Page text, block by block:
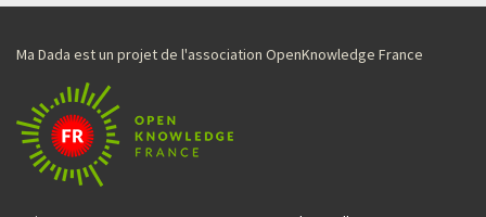
Ma Dada est un projet de l'association OpenKnowledge France